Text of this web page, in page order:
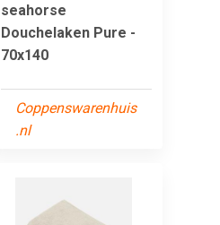
seahorse
Douchelaken Pure -
70x140
Coppenswarenhuis
.nl